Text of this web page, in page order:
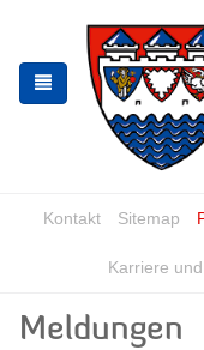
springen
springen
Kontakt Sitemap
Karriere
Meldungen